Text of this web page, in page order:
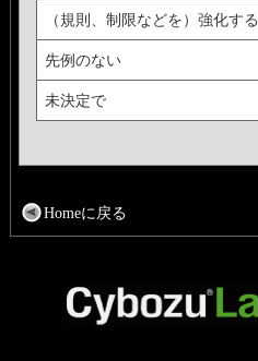
（規則、制限などを）強化する
先例のない
未決定で
Homeに戻る